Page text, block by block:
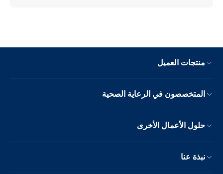
منتجات العميل
المتخصصون في الرعاية الصحية
حلول الأعمال الأخرى
نبذة عنا